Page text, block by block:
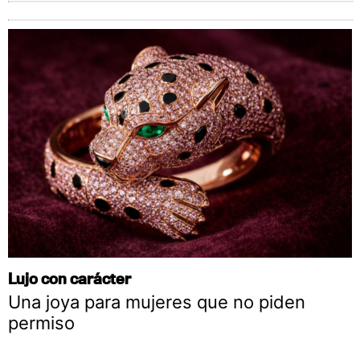
Lujo con carácter
Una joya para mujeres que no piden
permiso